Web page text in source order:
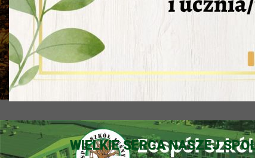
WIELKIE SERCA NASZEJ